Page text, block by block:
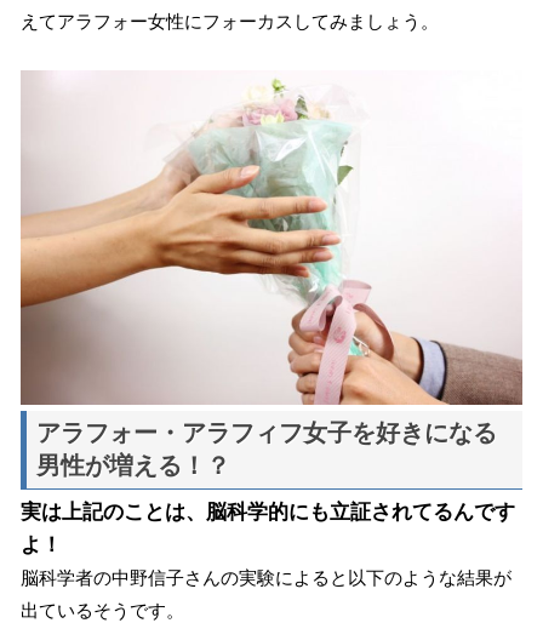
えてアラフォー女性にフォーカスしてみましょう。
アラフォー・アラフィフ女子を好きになる
男性が増える！？
実は上記のことは、脳科学的にも立証されてるんです
よ！
脳科学者の中野信子さんの実験によると以下のような結果が
出ているそうです。